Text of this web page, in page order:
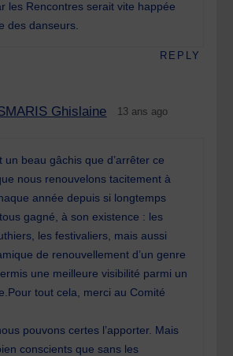
les Rencontres serait vite happée
des danseurs.
REPLY
Ghislaine 13 ans ago
un beau gâchis que d’arrêter ce
nous renouvelons tacitement à
année depuis si longtemps
gagné, à son existence : les
les festivaliers, mais aussi
de renouvellement d’un genre
une meilleure visibilité parmi un
tout cela, merci au Comité
pouvons certes l’apporter. Mais
conscients que sans les